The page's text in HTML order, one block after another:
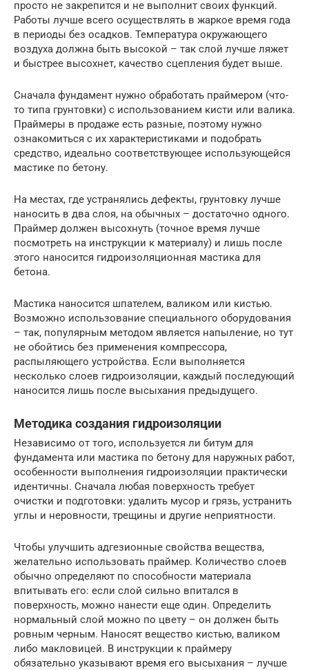
просто не закрепится и не выполнит своих функций.
Работы лучше всего осуществлять в жаркое время года
в периоды без осадков. Температура окружающего
воздуха должна быть высокой – так слой лучше ляжет
и быстрее высохнет, качество сцепления будет выше.
Сначала фундамент нужно обработать праймером (что-
то типа грунтовки) с использованием кисти или валика.
Праймеры в продаже есть разные, поэтому нужно
ознакомиться с их характеристиками и подобрать
средство, идеально соответствующее использующейся
мастике по бетону.
На местах, где устранялись дефекты, грунтовку лучше
наносить в два слоя, на обычных – достаточно одного.
Праймер должен высохнуть (точное время лучше
посмотреть на инструкции к материалу) и лишь после
этого наносится гидроизоляционная мастика для
бетона.
Мастика наносится шпателем, валиком или кистью.
Возможно использование специального оборудования
– так, популярным методом является напыление, но тут
не обойтись без применения компрессора,
распыляющего устройства. Если выполняется
несколько слоев гидроизоляции, каждый последующий
наносится лишь после высыхания предыдущего.
Методика создания гидроизоляции
Независимо от того, используется ли битум для
фундамента или мастика по бетону для наружных работ,
особенности выполнения гидроизоляции практически
идентичны. Сначала любая поверхность требует
очистки и подготовки: удалить мусор и грязь, устранить
углы и неровности, трещины и другие неприятности.
Чтобы улучшить адгезионные свойства вещества,
желательно использовать праймер. Количество слоев
обычно определяют по способности материала
впитывать его: если слой сильно впитался в
поверхность, можно нанести еще один. Определить
нормальный слой можно по цвету – он должен быть
ровным черным. Наносят вещество кистью, валиком
либо макловицей. В инструкции к праймеру
обязательно указывают время его высыхания – лучше